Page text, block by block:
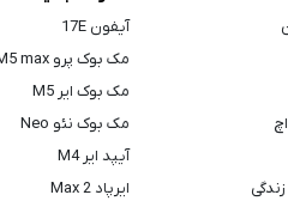
آیفون 17E
مک بوک پرو M5 Pro , M5 max
مک بوک ایر M5
مک بوک نئو Neo
آیپد ایر M4
ایرپاد Max 2